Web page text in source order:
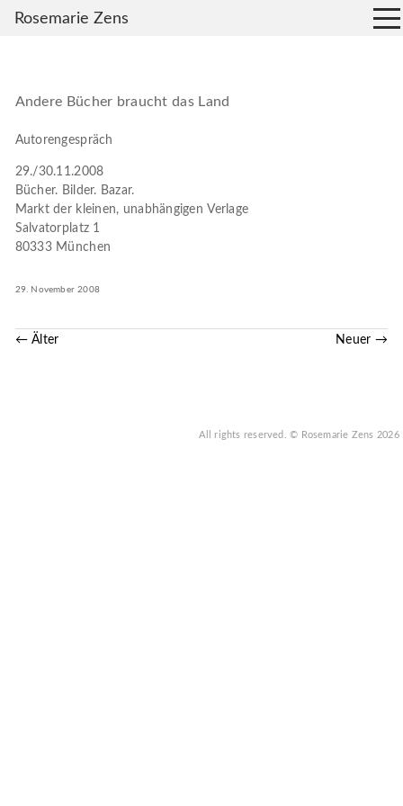
Andere Bücher braucht das Land
Autorengespräch
29./30.11.2008
Bücher. Bilder. Bazar.
Markt der kleinen, unabhängigen Verlage
Salvatorplatz 1
80333 München
29. November 2008
← Älter Neuer →
All rights reserved.© Rosemarie Zens 2026
Rosemarie Zens